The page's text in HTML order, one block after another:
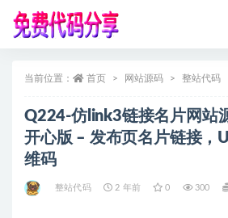
当前位置： 首页 网站源码 整站代码
Q224-仿link3链接名片网站
开心版 – 发布页名片链接，
维码
整站代码 2 年前 0 300